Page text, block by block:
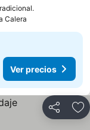
Ver precios
Calera
Ver precios
Compartir